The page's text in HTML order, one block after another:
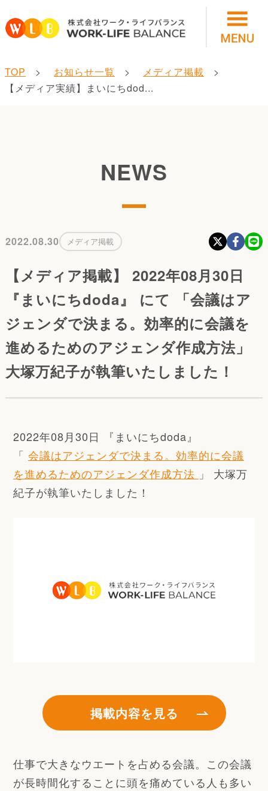
TOP お知らせ一覧
メディア掲載
【メディア実績】まいにちdod...
NEWS
2022.08.30 メディア掲載
【メディア掲載】 2022年08月30日
『まいにちdoda』 にて 「会議はア
ジェンダで決まる。効率的に会議を
進めるためのアジェンダ作成方法」
大塚万紀子が執筆いたしました！
2022年08月30日 『まいにちdoda』
「 会議はアジェンダで決まる。効率的に会議
を進めるためのアジェンダ作成方法 」 大塚万
紀子が執筆いたしました！
掲載内容を見る
仕事で大きなウエートを占める会議。この会議
が長時間化することに頭を痛めている人も多い